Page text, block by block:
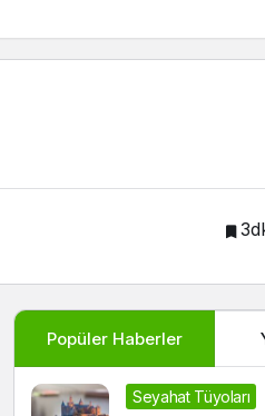
Popüler Haberler
Seyahat Tüyoları